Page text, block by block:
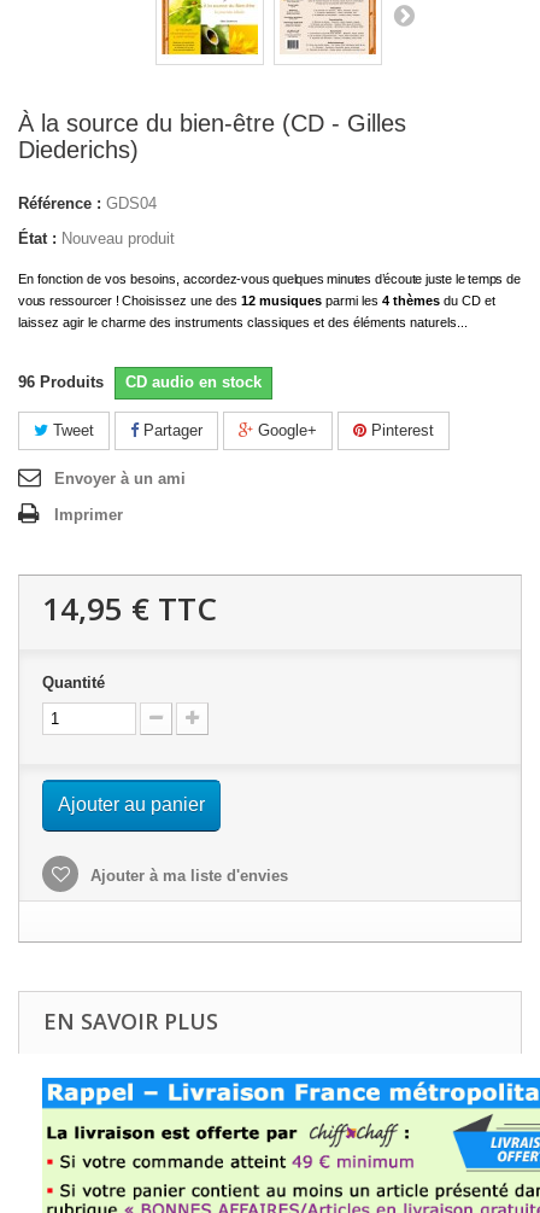
À la source du bien-être (CD - Gilles
Diederichs)
Référence : GDS04
État : Nouveau produit
En fonction de vos besoins, accordez-vous quelques minutes d’écoute juste le temps de
vous ressourcer !Choisissez une des12 musiques parmi les4 thèmes du CD et
laissez agir le charme des instruments classiques et des éléments naturels...
96 Produits CD audio en stock
Tweet Partager Google+ Pinterest
Envoyer à un ami
Imprimer
14,95 € TTC
Quantité
Ajouter au panier
Ajouter à ma liste d'envies
EN SAVOIR PLUS